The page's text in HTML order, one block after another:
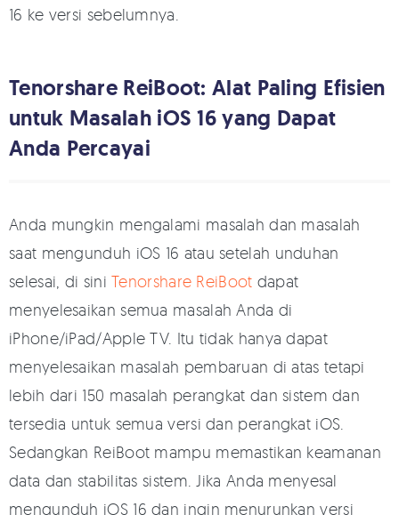
16 ke versi sebelumnya.
Tenorshare ReiBoot: Alat Paling Efisien
untuk Masalah iOS 16 yang Dapat
Anda Percayai
Anda mungkin mengalami masalah dan masalah
saat mengunduh iOS 16 atau setelah unduhan
selesai, di siniTenorshare ReiBoot dapat
menyelesaikan semua masalah Anda di
iPhone/iPad/Apple TV. Itu tidak hanya dapat
menyelesaikan masalah pembaruan di atas tetapi
lebih dari 150 masalah perangkat dan sistem dan
tersedia untuk semua versi dan perangkat iOS.
Sedangkan ReiBoot mampu memastikan keamanan
data dan stabilitas sistem. Jika Anda menyesal
mengunduh iOS 16 dan ingin menurunkan versi